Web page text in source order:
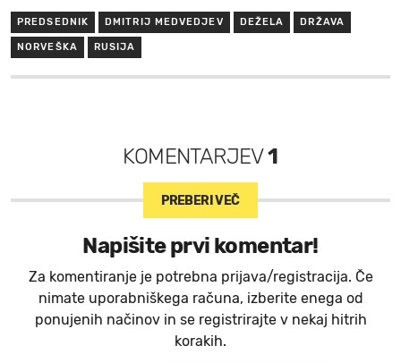
PREDSEDNIK DMITRIJ MEDVEDJEV DEŽELA DRŽAVA
NORVEŠKA RUSIJA
KOMENTARJEV1
PREBERI VEČ
Napišite prvi komentar!
Za komentiranje je potrebna prijava/registracija. Če
nimate uporabniškega računa, izberite enega od
ponujenih načinov in se registrirajte v nekaj hitrih
korakih.